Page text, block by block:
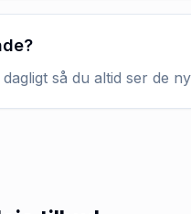
så du altid ser de